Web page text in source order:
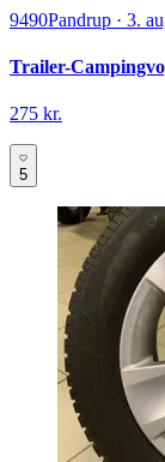
9490Pandrup · 3.
Trailer-
275 kr.
5